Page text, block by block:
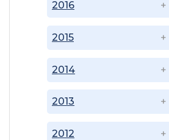
2012
2013
2014
2015
2016